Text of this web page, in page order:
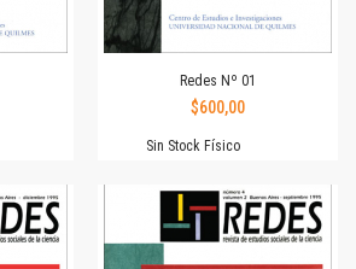
Redes Nº 01
$600,00
Sin Stock Físico